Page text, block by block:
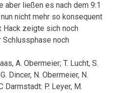
aber ließen es nach dem 9:1
nicht mehr so konsequent
Hack zeigte sich noch
Schlussphase noch
A. Obermeier; T. Lucht, S.
Dincer, N. Obermeier, N.
Darmstadt: P. Leyer, M.